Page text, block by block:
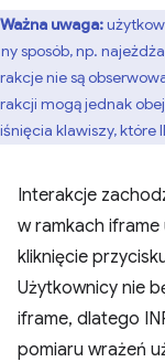
Ważna uwaga:
sposób, np.
nie są
mogą jednak
klawiszy, które
Interakcje
w ramkach
kliknięcie
Użytkownicy nie
iframe, dlatego
pomiaru wrażeń